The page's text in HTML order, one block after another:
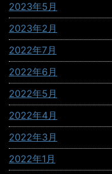
2023年5月
2023年2月
2022年7月
2022年6月
2022年5月
2022年4月
2022年3月
2022年1月